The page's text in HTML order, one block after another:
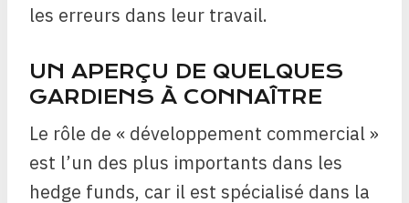
les erreurs dans leur travail.
UN APERÇU DE QUELQUES
GARDIENS À CONNAÎTRE
Le rôle de « développement commercial »
est l’un des plus importants dans les
hedge funds, car il est spécialisé dans la